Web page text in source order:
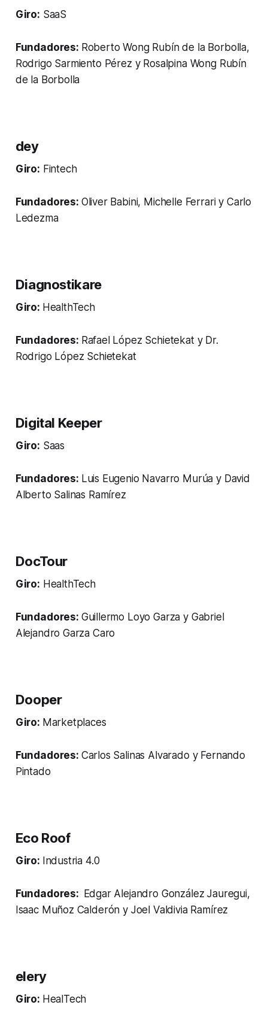
Giro: SaaS
Fundadores: Roberto Wong Rubín de la Borbolla,
Rodrigo Sarmiento Pérez y Rosalpina Wong Rubín
de la Borbolla
dey
Giro: Fintech
Fundadores: Oliver Babini, Michelle Ferrari y Carlo
Ledezma
Diagnostikare
Giro: HealthTech
Fundadores: Rafael López Schietekat y Dr.
Rodrigo López Schietekat
Digital Keeper
Giro: Saas
Fundadores: Luis Eugenio Navarro Murúa y David
Alberto Salinas Ramírez
DocTour
Giro: HealthTech
Fundadores: Guillermo Loyo Garza y Gabriel
Alejandro Garza Caro
Dooper
Giro: Marketplaces
Fundadores: Carlos Salinas Alvarado y Fernando
Pintado
Eco Roof
Giro: Industria 4.0
Fundadores: Edgar Alejandro González Jauregui,
Isaac Muñoz Calderón y Joel Valdivia Ramírez
elery
Giro: HealTech